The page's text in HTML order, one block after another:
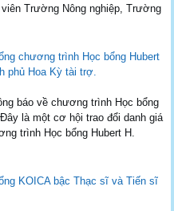
Trường Nông nghiệp, Trường
chương trình Học bổng Hubert
phủ Hoa Kỳ tài trợ.
báo về chương trình Học bổng
là một cơ hội trao đổi danh giá
trình Học bổng Hubert H.
KOICA bậc Thạc sĩ và Tiến sĩ